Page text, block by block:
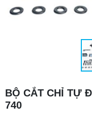
BỘ CẮT CHỈ TỰ
740